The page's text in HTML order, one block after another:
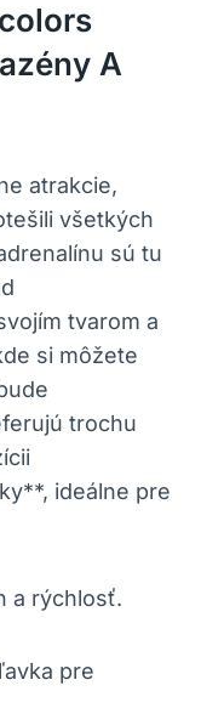
A
atrakcie,
všetkých
sú tu
tvarom a
si môžete
trochu
ideálne pre
a rýchlosť.
pre